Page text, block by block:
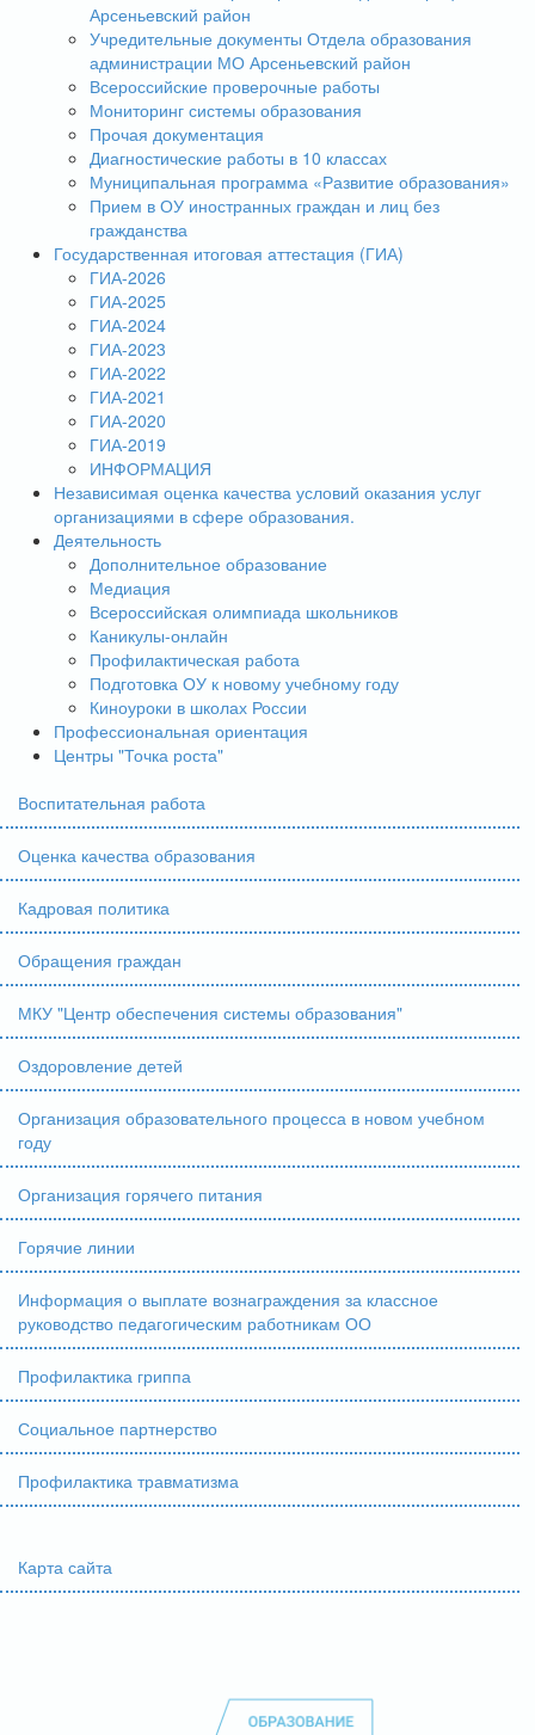
Арсеньевский район
Учредительные документы Отдела образования
администрации МО Арсеньевский район
Всероссийские проверочные работы
Мониторинг системы образования
Прочая документация
Диагностические работы в 10 классах
Муниципальная программа «Развитие образования»
Прием в ОУ иностранных граждан и лиц без
гражданства
Государственная итоговая аттестация (ГИА)
ГИА-2026
ГИА-2025
ГИА-2024
ГИА-2023
ГИА-2022
ГИА-2021
ГИА-2020
ГИА-2019
ИНФОРМАЦИЯ
Независимая оценка качества условий оказания услуг
организациями в сфере образования.
Деятельность
Дополнительное образование
Медиация
Всероссийская олимпиада школьников
Каникулы-онлайн
Профилактическая работа
Подготовка ОУ к новому учебному году
Киноуроки в школах России
Профессиональная ориентация
Центры "Точка роста"
Воспитательная работа
Оценка качества образования
Кадровая политика
Обращения граждан
МКУ "Центр обеспечения системы образования"
Оздоровление детей
Организация образовательного процесса в новом учебном
году
Организация горячего питания
Горячие линии
Информация о выплате вознаграждения за классное
руководство педагогическим работникам ОО
Профилактика гриппа
Социальное партнерство
Профилактика травматизма
Карта сайта